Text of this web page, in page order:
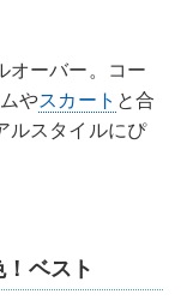
オーバー。コー
やスカート と合
ルスタイルにぴ
ベスト